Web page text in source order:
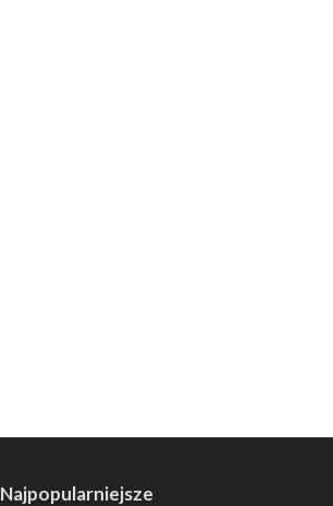
Najpopularniejsze